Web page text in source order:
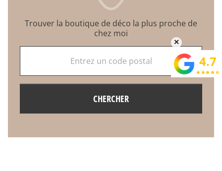
Trouver la boutique de déco la plus proche de
chez moi
CHERCHER
×
4.7
star starstar star star_half